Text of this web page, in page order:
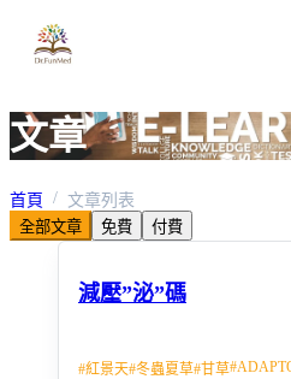
文章
首頁
文章列表
全部文章
免費 付費
減壓”泌”碼
#紅景天#冬蟲夏草#甘草#